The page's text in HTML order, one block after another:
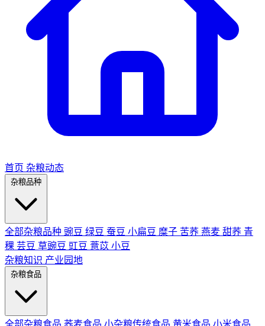
首页 杂粮动态
杂粮品种
全部杂粮品种 豌豆 绿豆 蚕豆 小扁豆 糜子 苦荞 燕麦 甜荞 青
稞 芸豆 草豌豆 豇豆 薏苡 小豆
杂粮知识 产业园地
杂粮食品
全部杂粮食品 荞麦食品 小杂粮传统食品 黄米食品 小米食品